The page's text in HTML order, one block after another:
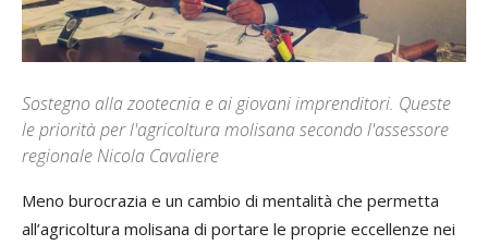
Sostegno alla zootecnia e ai giovani imprenditori. Queste
le priorità per l'agricoltura molisana secondo l'assessore
regionale Nicola Cavaliere
Meno burocrazia e un cambio di mentalità che permetta
all’agricoltura molisana di portare le proprie eccellenze nei